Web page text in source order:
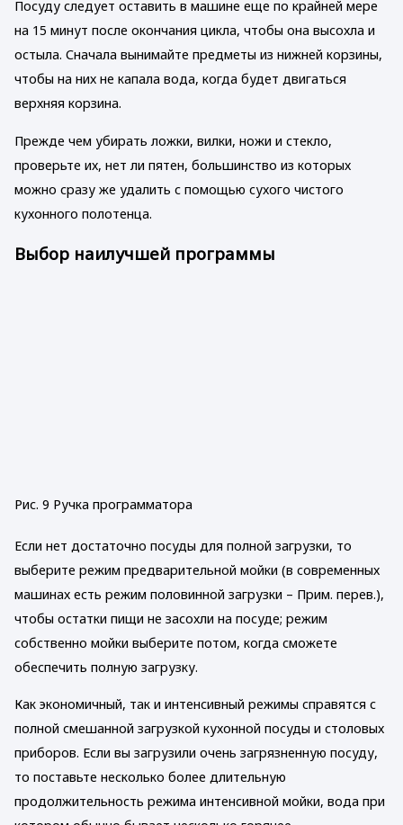
Посуду следует оставить в машине еще по крайней мере
на 15 минут после окончания цикла, чтобы она высохла и
остыла. Сначала вынимайте предметы из нижней корзины,
чтобы на них не капала вода, когда будет двигаться
верхняя корзина.
Прежде чем убирать ложки, вилки, ножи и стекло,
проверьте их, нет ли пятен, большинство из которых
можно сразу же удалить с помощью сухого чистого
кухонного полотенца.
Выбор наилучшей программы
Рис. 9 Ручка программатора
Если нет достаточно посуды для полной загрузки, то
выберите режим предварительной мойки (в современных
машинах есть режим половинной загрузки – Прим. перев.),
чтобы остатки пищи не засохли на посуде; режим
собственно мойки выберите потом, когда сможете
обеспечить полную загрузку.
Как экономичный, так и интенсивный режимы справятся с
полной смешанной загрузкой кухонной посуды и столовых
приборов. Если вы загрузили очень загрязненную посуду,
то поставьте несколько более длительную
продолжительность режима интенсивной мойки, вода при